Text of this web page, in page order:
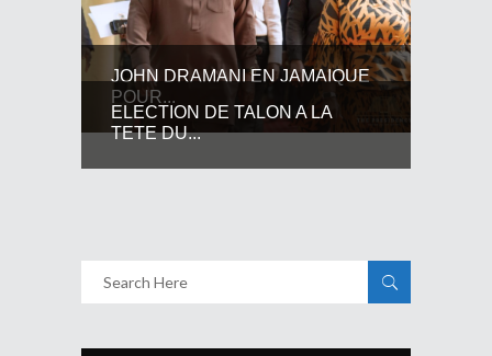
JOHN DRAMANI EN JAMAIQUE
POUR...
ELECTION DE TALON A LA
TETE DU...